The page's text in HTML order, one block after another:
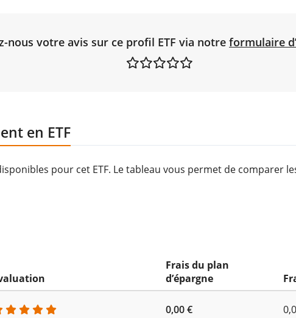
nous votre avis sur ce profil ETF via notre formulaire
en ETF
pour cet ETF. Le tableau vous permet de comparer
Frais du plan
d’épargne
0,00 €